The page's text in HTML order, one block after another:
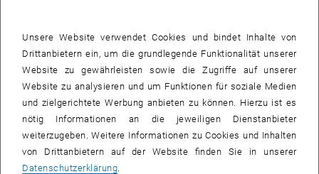
umfasst etwa 7.000 Buchtitel. Dieser Bestand gliedert sich in etwa
zwei Drittel deutsch- und ein Drittel englischsprachige Literatur.
Inhaltlicher Schwerpunkt ist ein Basisbestand an
regionalwissenschaftlicher Grundlagenliteratur mit tieferer
Spezialisierung in den Forschungsbereichen Smart Cities,
Regionalentwicklung, Standorttheorie, Theorie der Infrastruktur,
Stadtentwicklung, Migration, Datenerzeugung und -aufbereitung,
Regionalstatistik, Mobilität, Geographie, quantitative Methoden der
Regionalforschung, soziale Ungleichheit und Segregation und
Unsere Website verwendet Cookies und bindet Inhalte von
Drittanbietern ein, um die grundlegende Funktionalität unserer
Website zu gewährleisten sowie die Zugriffe auf unserer
Website zu analysieren und um Funktionen für soziale Medien
und zielgerichtete Werbung anbieten zu können. Hierzu ist es
nötig Informationen an die jeweiligen Dienstanbieter
weiterzugeben. Weitere Informationen zu Cookies und Inhalten
von Drittanbietern auf der Website finden Sie in unserer
Datenschutzerklärung